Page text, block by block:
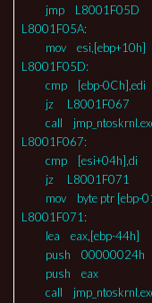
jmp L8001F05D
L8001F05A:
mov esi,[ebp+10h]
L8001F05D:
cmp [ebp-0Ch],edi
jz L8001F067
call
L8001F067:
cmp [esi+04h],di
jz L8001F071
mov byte ptr [ebp-
L8001F071:
lea eax,[ebp-44h]
push 00000024h
push eax
call